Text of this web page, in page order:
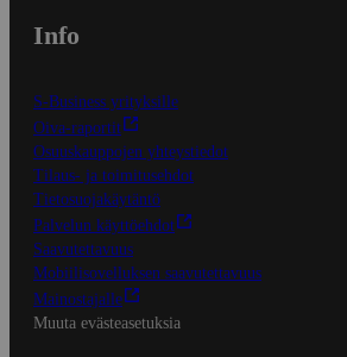
Info
S-Business yrityksille
Oiva-raportit
Osuuskauppojen yhteystiedot
Tilaus- ja toimitusehdot
Tietosuojakäytäntö
Palvelun käyttöehdot
Saavutettavuus
Mobiilisovelluksen saavutettavuus
Mainostajalle
Muuta evästeasetuksia